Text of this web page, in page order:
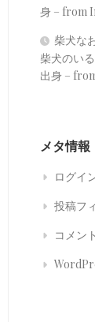
身 – from
柴犬な
柴犬のい
出身 –
メタ情報
ログイ
投稿フ
コメン